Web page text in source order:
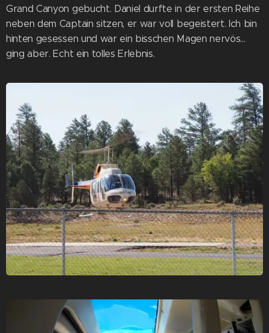
Grand Canyon gebucht. Daniel durfte in der ersten Reihe
neben dem Captain sitzen, er war voll begeistert. Ich bin
hinten gesessen und war ein bisschen Magen nervös...
ging aber. Echt ein tolles Erlebnis.